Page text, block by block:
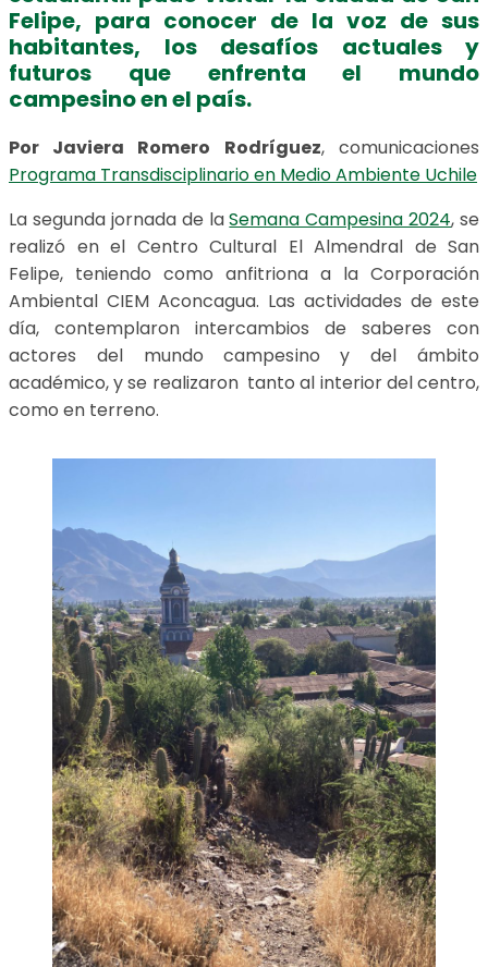
Felipe, para conocer de la voz de sus
habitantes, los desafíos actuales y
futuros que enfrenta el mundo
campesino en el país.
Por Javiera Romero Rodríguez, comunicaciones
Programa Transdisciplinario en Medio Ambiente Uchile
La segunda jornada de laSemana Campesina 2024, se
realizó en el Centro Cultural El Almendral de San
Felipe, teniendo como anfitriona a la Corporación
Ambiental CIEM Aconcagua. Las actividades de este
día, contemplaron intercambios de saberes con
actores del mundo campesino y del ámbito
académico, y se realizaron tanto al interior del centro,
como en terreno.